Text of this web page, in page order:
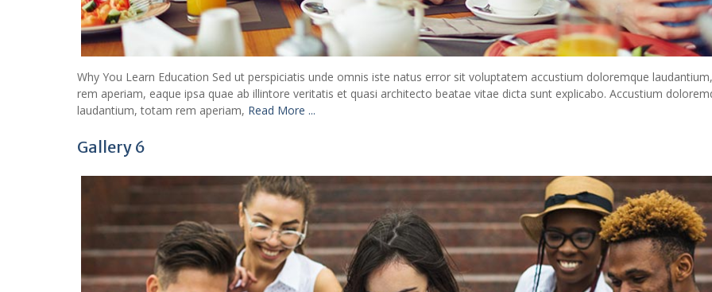
Why You Learn Education Sed ut perspiciatis unde omnis iste natus error sit voluptatem accustium doloremque
rem aperiam, eaque ipsa quae ab illintore veritatis et quasi architecto beatae vitae dicta sunt explicabo. Accustium
laudantium, totam rem aperiam, Read More ...
Gallery 6